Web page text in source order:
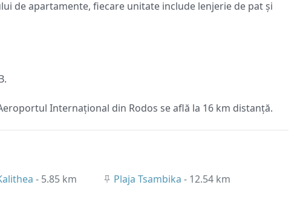
de apartamente, fiecare unitate include lenjerie de pat și
Internațional din Rodos se află la 16 km distanță.
- 5.85 km Plaja Tsambika - 12.54 km